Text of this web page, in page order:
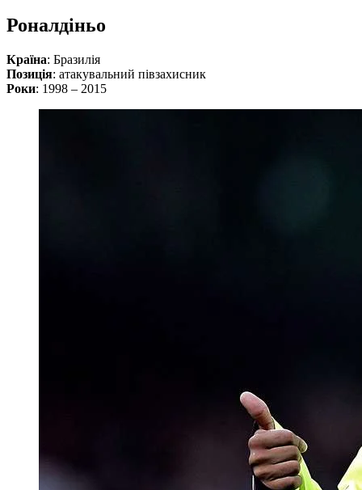
Роналдіньо
Країна: Бразилія
Позиція: атакувальний півзахисник
Роки: 1998 – 2015